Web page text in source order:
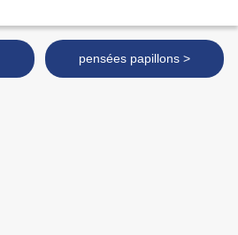
pensées papillons >